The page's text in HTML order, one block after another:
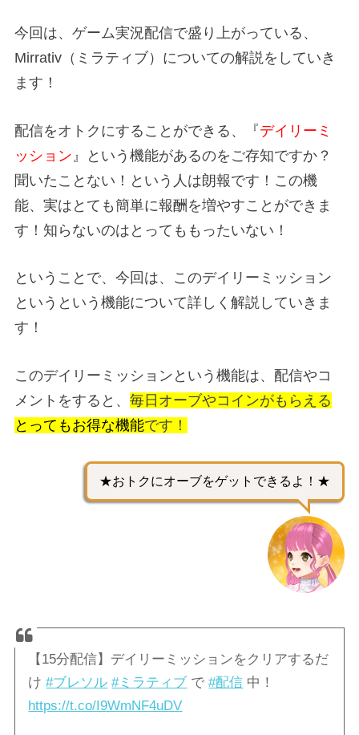
今回は、ゲーム実況配信で盛り上がっている、
Mirrativ（ミラティブ） についての解説をしていき
ます！
配信をオトクにすることができる、『デイリーミ
ッション 』という機能があるのをご存知ですか？
聞いたことない！という人は朗報です！この機
能、実はとても簡単に報酬を増やすことができま
す！知らないのはとってももったいない！
ということで、今回は、このデイリーミッション
というという機能について詳しく解説していきま
す！
このデイリーミッションという機能は、配信やコ
メントをすると、 毎日 オーブやコインがもらえる
とってもお得な機能です！
★おトクにオーブをゲットできるよ！★
【15分配信】デイリーミッションをクリアするだ
け#ブレソル #ミラティブ で#配信 中！
https://t.co/I9WmNF4uDV